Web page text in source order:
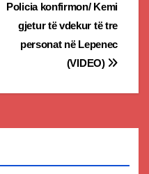
Policia konfirmon/ Kemi
gjetur të vdekur të tre
personat në Lepenec
(VIDEO)